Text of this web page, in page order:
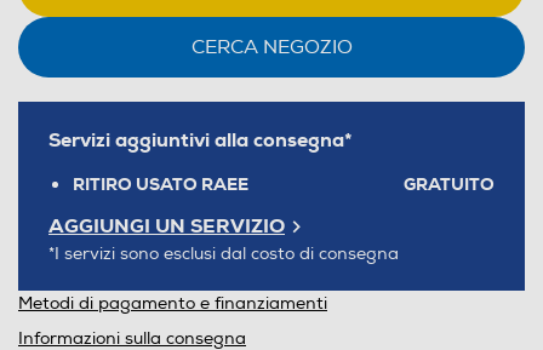
CERCA NEGOZIO
Servizi aggiuntivi alla consegna*
RITIRO USATO RAEE GRATUITO
AGGIUNGI UN SERVIZIO
*I servizi sono esclusi dal costo di consegna
Metodi di pagamento e finanziamenti
Informazioni sulla consegna